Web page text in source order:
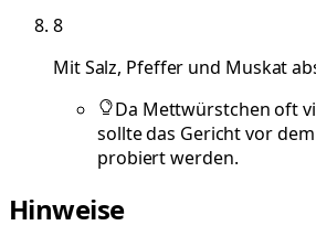
8
Mit Salz, Pfeffer und Muskat
Da Mettwürstchen oft
sollte das Gericht vor
probiert werden.
Hinweise